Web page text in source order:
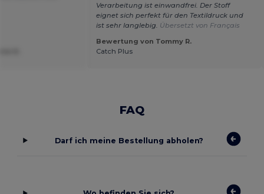
Verarbeitung ist einwandfrei. Der Stoff
eignet sich perfekt für den Textildruck und
ist sehr langlebig. Übersetzt von Français
Bewertung von Tommy R.
Catch Plus
FAQ
Darf ich meine Bestellung abholen?